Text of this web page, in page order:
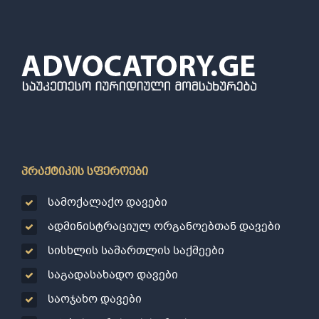
პრაქტიკის სფეროები
სამოქალაქო დავები
ადმინისტრაციულ ორგანოებთან დავები
სისხლის სამართლის საქმეები
საგადასახადო დავები
საოჯახო დავები